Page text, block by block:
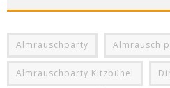
Almrauschparty Almrausch
Almrauschparty Kitzbühel